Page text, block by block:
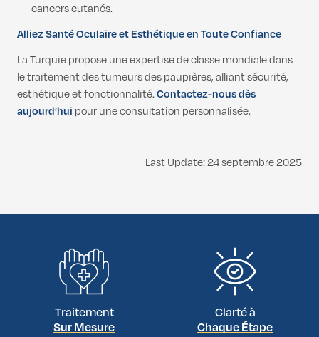
cancers cutanés.
Alliez Santé Oculaire et Esthétique en Toute Confiance
La Turquie propose une expertise de classe mondiale dans
le traitement des tumeurs des paupières, alliant sécurité,
esthétique et fonctionnalité.Contactez-nous dès
aujourd’hui pour une consultation personnalisée.
Last Update: 24 septembre 2025
Traitement
Sur Mesure
Clarté à
Chaque Étape